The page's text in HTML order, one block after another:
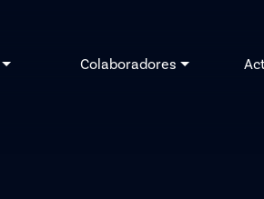
Colaboradores